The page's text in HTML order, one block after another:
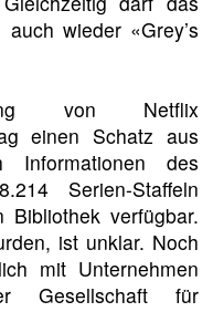
wieder «Grey’s
von Netflix
einen Schatz aus
Informationen des
Serien-Staffeln
verfügbar.
ist unklar. Noch
mit Unternehmen
Gesellschaft für